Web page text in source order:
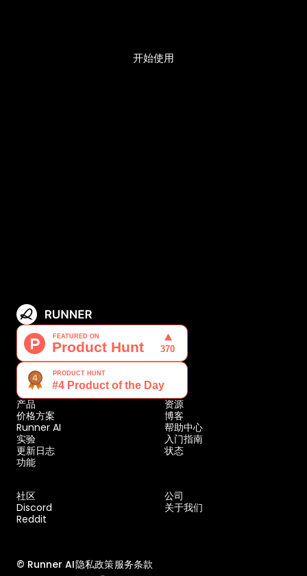
开始使用
产品
价格方案
Runner AI
实验
更新日志
功能
资源
博客
帮助中心
入门指南
状态
社区
Discord
Reddit
公司
关于我们
© Runner AI隐私政策服务条款